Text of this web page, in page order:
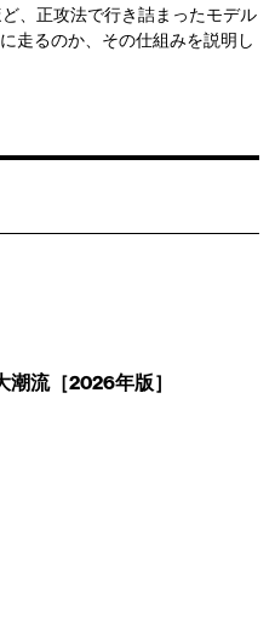
、正攻法で行き詰まったモデル
走るのか、その仕組みを説明し
潮流［2026年版］